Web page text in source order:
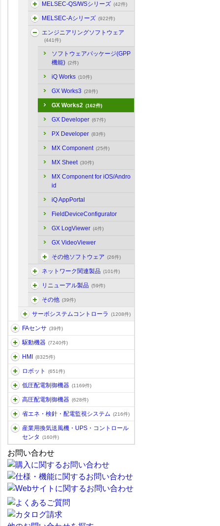
MELSEC-QS/WSシリーズ (42件)
MELSEC-Aシリーズ (922件)
エンジニアリングソフトウェア
(441件)
ソフトウェアパッケージ(GPP
機能) (2件)
iQ Works (10件)
GX Works3 (28件)
GX Works2 (162件)
GX Developer (67件)
PX Developer (83件)
MX Component (25件)
MX Sheet (30件)
MX Component for iOS/Andro
id
iQ AppPortal
FieldDeviceConfigurator
GX LogViewer (4件)
GX VideoViewer
その他ソフトウェア (26件)
ネットワーク関連製品 (101件)
リニューアル製品 (59件)
その他 (39件)
サーボシステムコントローラ (1208件)
FAセンサ (39件)
駆動機器 (7240件)
HMI (8325件)
ロボット (651件)
低圧配電制御機器 (1169件)
高圧配電制御機器 (628件)
省エネ・検針・配電監視システム (216件)
産業用換気送風機・UPS・コントロール
センタ
(160件)
お問い合わせ